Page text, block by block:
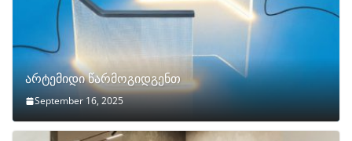
არტემიდი წარმოგიდგენთ
September 16, 2025